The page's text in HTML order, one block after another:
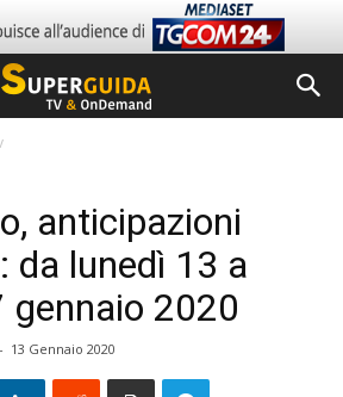
anticipazioni
da lunedì 13 a
gennaio 2020
- 13 Gennaio 2020